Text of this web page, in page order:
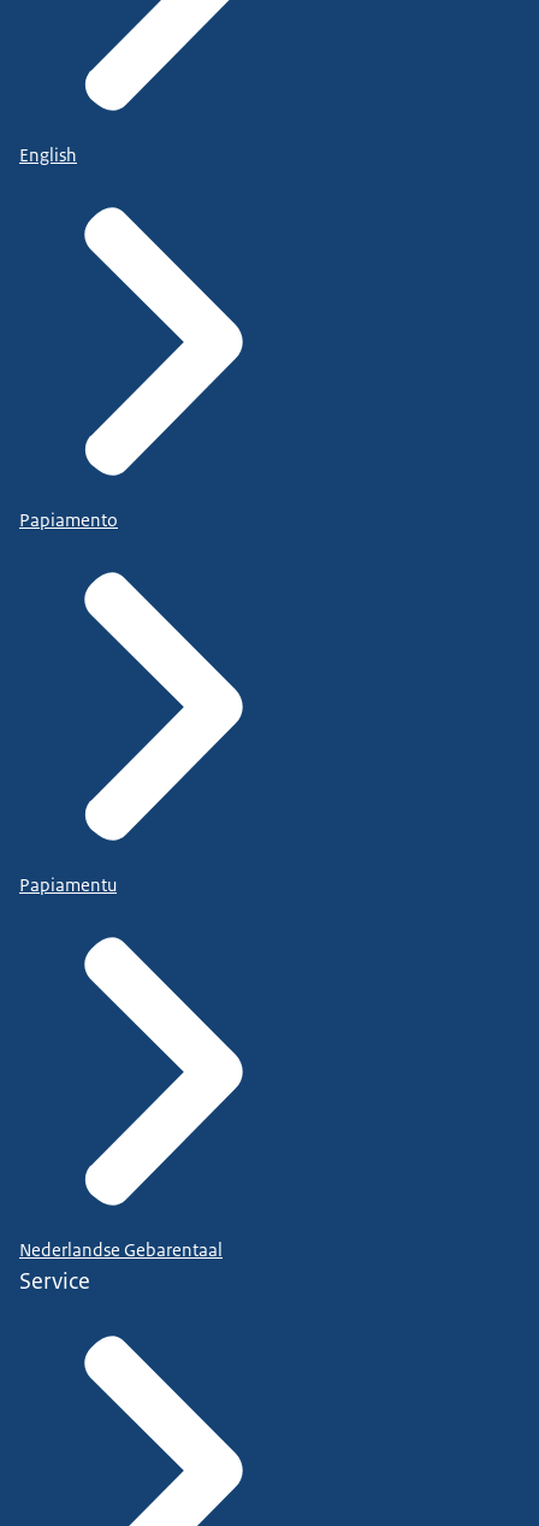
English
Papiamento
Papiamentu
Nederlandse Gebarentaal
Service